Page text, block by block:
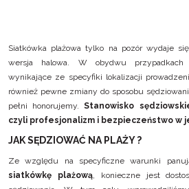
Siatkówka plażowa tylko na pozór wydaje
wersja halowa. W obydwu przypadkach
wynikające ze specyfiki lokalizacji
również pewne zmiany do sposobu
pełni honorujemy.Stanowisko
czyli profesjonalizm i bezpieczeństwo w
JAK SĘDZIOWAĆ NA PLAŻY ?
Ze względu na specyficzne warunki
siatkówkę plażową, konieczne jest